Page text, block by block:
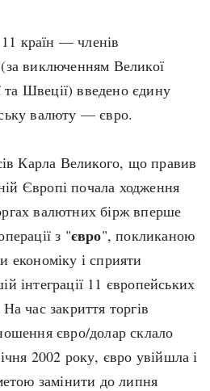
Пізнє Середньовіччя
Нова історія
Новітня історія
Наш час
Індекси
Нові статті
Популярні статті
Всі статті
Визначальні події
#Хештеги
Автори
країн — членів
виключенням Великої
та Швеції) введено єдину
валюту — євро.
Карла Великого, що правив
Європі почала ходження
валютних бірж вперше
з "євро", покликаною
економіку і сприяти
інтеграції 11 європейських
час закриття торгів
євро/долар склало
2002 року, євро увійшла і
замінити до липня